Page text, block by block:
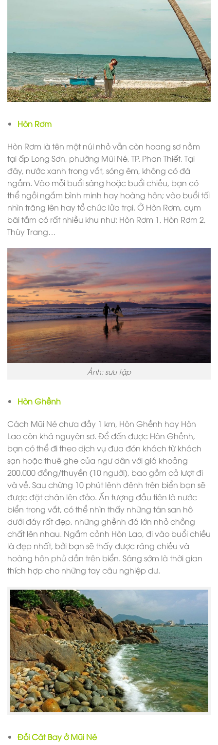
Hòn Rơm
Hòn Rơm là tên một núi nhỏ vẫn còn hoang sơ nằm
tại ấp Long Sơn, phường Mũi Né, TP. Phan Thiết. Tại
đây, nước xanh trong vắt, sóng êm, không có đá
ngầm. Vào mỗi buổi sáng hoặc buổi chiều, bạn có
thể ngồi ngắm bình minh hay hoàng hôn; vào buổi tối
nhìn trăng lên hay tổ chức lửa trại. Ở Hòn Rơm, cụm
bãi tắm có rất nhiều khu như: Hòn Rơm 1, Hòn Rơm 2,
Thùy Trang…
Ảnh: sưu tập
Hòn Ghềnh
Cách Mũi Né chưa đầy 1 km, Hòn Ghềnh hay Hòn
Lao còn khá nguyên sơ. Để đến được Hòn Ghềnh,
bạn có thể đi theo dịch vụ đưa đón khách từ khách
sạn hoặc thuê ghe của ngư dân với giá khoảng
200.000 đồng/thuyền (10 người), bao gồm cả lượt đi
và về. Sau chừng 10 phút lênh đênh trên biển bạn sẽ
được đặt chân lên đảo. Ấn tượng đầu tiên là nước
biển trong vắt, có thể nhìn thấy những tán san hô
dưới đáy rất đẹp, những ghềnh đá lớn nhỏ chồng
chất lên nhau. Ngắm cảnh Hòn Lao, đi vào buổi chiều
là đẹp nhất, bởi bạn sẽ thấy được ráng chiều và
hoàng hôn phủ dần trên biển. Sáng sớm là thời gian
thích hợp cho những tay câu nghiệp dư.
Đồi Cát Bay ở Mũi Né